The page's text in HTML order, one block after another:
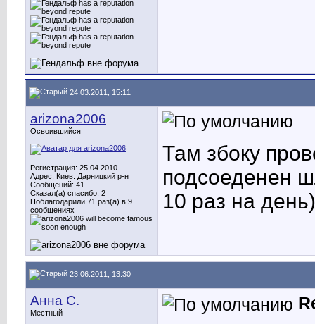
24.03.2011, 15:11
arizona2006
Освоившийся
Регистрация: 25.04.2010
Адрес: Киев. Дарницкий р-н
Сообщений: 41
Сказал(а) спасибо: 2
Поблагодарили 71 раз(а) в 9
сообщениях
Там збоку
подсоеденен
10 раз на
23.06.2011, 13:30
Анна С.
Местный